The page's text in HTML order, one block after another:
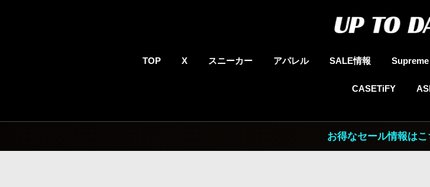
TOP X スニーカー アパレル SALE情報 Supreme
CASETiFY
お得なセール情報はこ